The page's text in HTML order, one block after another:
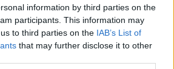
information by third parties on the
participants. This information may
to third parties on the IAB’s List of
that may further disclose it to other